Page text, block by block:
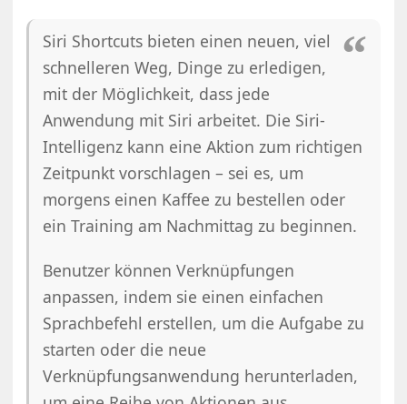
Siri Shortcuts bieten einen neuen, viel
schnelleren Weg, Dinge zu erledigen,
mit der Möglichkeit, dass jede
Anwendung mit Siri arbeitet. Die Siri-
Intelligenz kann eine Aktion zum richtigen
Zeitpunkt vorschlagen – sei es, um
morgens einen Kaffee zu bestellen oder
ein Training am Nachmittag zu beginnen.
Benutzer können Verknüpfungen
anpassen, indem sie einen einfachen
Sprachbefehl erstellen, um die Aufgabe zu
starten oder die neue
Verknüpfungsanwendung herunterladen,